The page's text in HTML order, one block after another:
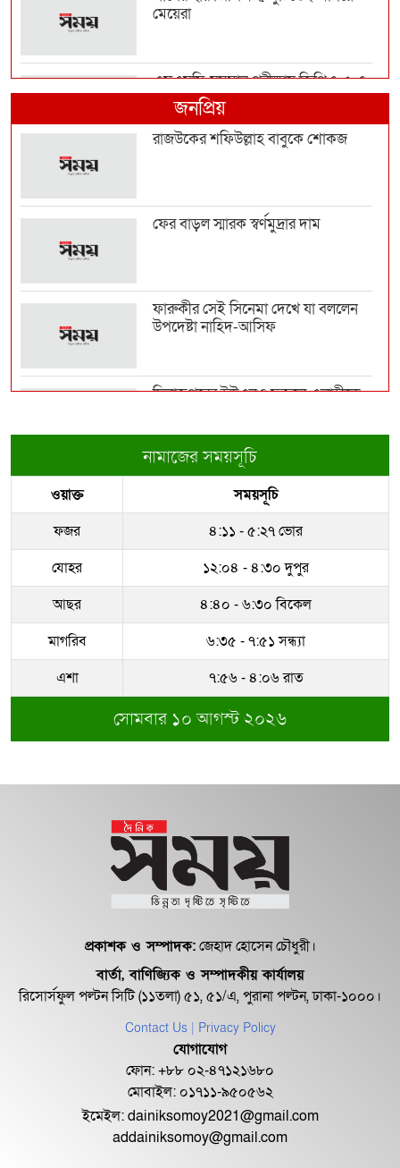
মেয়েরা
এসএসসি-সমমান পরীক্ষায় জিপিএ-৫ এ
বড় ধস
রাশিয়ায় নতুন ৫০ হাজার সেনা পাঠাচ্ছে
এসএসসি-সমমান পরীক্ষার ফল প্রকাশ,
পাসের হার ৬২.২৫ শ...
গাজা নিয়ে ট্রাম্পের ১৫ দফা পরিকল্পনা
প্রত্যাখ্যান...
জনপ্রিয়
রাজউকের শফিউল্লাহ বাবুকে শোকজ
ফের বাড়ল স্মারক স্বর্ণমুদ্রার দাম
ফারুকীর সেই সিনেমা দেখে যা বললেন
উপদেষ্টা নাহিদ-আসিফ
দিনাজপুরের ইউএনও ফজলে এলাহীকে
রাজউকের ইমারত পরিদর্শক বাপ্পিকে
জোন-৮ এ বদলী
ধরাকে সরা জ্ঞান করেন উমেদার রানা
সম্পদের পাহাড় গড়েছেন নকল নবিশ
আতাউর রহমান
অবশেষে বরখাস্ত রাজউকের শফিউল্লাহ
১৮ জুলাই সব মোবাইল গ্রাহকরা পাবেন
১ জিবি ফ্রি ইন্টারনেট
শেরে বাংলা বালিকা মহাবিদ্যালয়ে ‘নিয়ম
নামাজের সময়সূচি
ওয়াক্ত
সময়সূচি
ফজর
৪:১১ - ৫:২৭ ভোর
যোহর
১২:০৪ - ৪:৩০ দুপুর
আছর
৪:৪০ - ৬:৩০ বিকেল
মাগরিব
৬:৩৫ - ৭:৫১ সন্ধ্যা
এশা
৭:৫৬ - ৪:০৬ রাত
সোমবার ১০ আগস্ট ২০২৬
প্রকাশক ও সম্পাদক:জেহাদ হোসেন চৌধুরী।
বার্তা, বাণিজ্যিক ও সম্পাদকীয় কার্যালয়
রিসোর্সফুল পল্টন সিটি (১১তলা) ৫১, ৫১/এ, পুরানা পল্টন, ঢাকা-১০০০।
Contact Us | Privacy Policy
যোগাযোগ
ফোন: +৮৮ ০২-৪৭১২১৬৮০
মোবাইল: ০১৭১১-৯৫০৫৬২
ইমেইল:dainiksomoy2021@gmail.com
addainiksomoy@gmail.com